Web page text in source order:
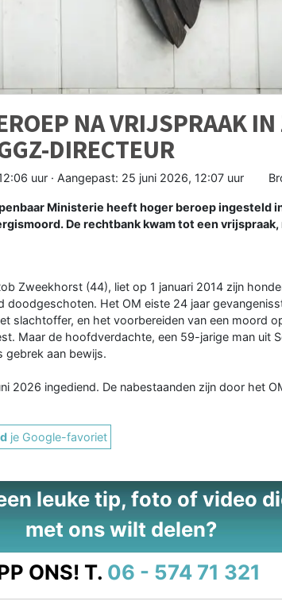
NA VRIJSPRAAK
DIRECTEUR
uur · Aangepast: 25 juni 2026, 12:07 uur
Ministerie heeft hoger beroep ingesteld
De rechtbank kwam tot een vrijspraak,
Zweekhorst (44), liet op 1 januari 2014 zijn
doodgeschoten. Het OM eiste 24 jaar
slachtoffer, en het voorbereiden van een moord
Maar de hoofdverdachte, een 59-jarige man uit
gebrek aan bewijs.
2026 ingediend. De nabestaanden zijn door het
je Google-favoriet
leuke tip, foto of video
met ons wilt delen?
ONS! T. 06 - 574 71 321